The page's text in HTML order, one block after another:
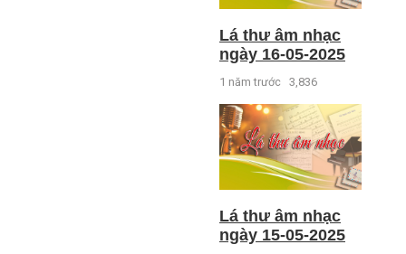
Lá thư âm nhạc
ngày 16-05-2025
1 năm trước 3,836
Lá thư âm nhạc
ngày 15-05-2025